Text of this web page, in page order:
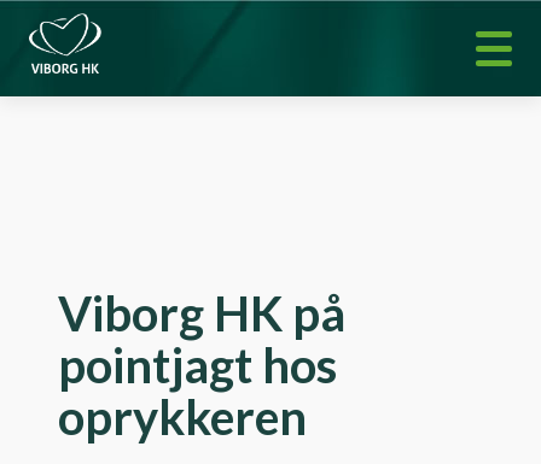
Viborg HK på
pointjagt hos
oprykkeren